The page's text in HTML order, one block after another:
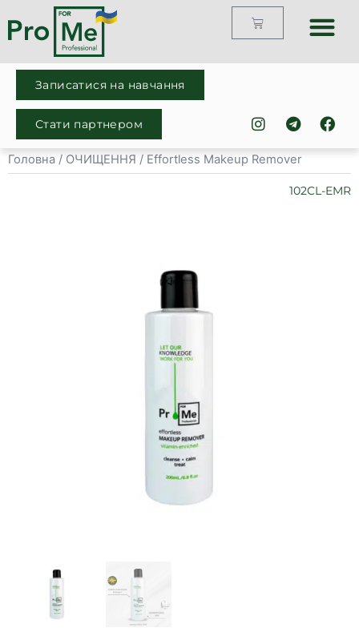
Записатися на навчання
Стати партнером
Головна / ОЧИЩЕННЯ / Effortless Makeup Remover
102CL-EMR